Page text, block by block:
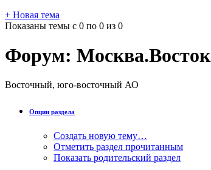
+ Новая тема
Показаны темы с 0 по 0 из 0
Форум: Москва.Восток
Восточный, юго-восточный АО
Опции раздела
Создать новую тему…
Отметить раздел прочитанным
Показать родительский раздел